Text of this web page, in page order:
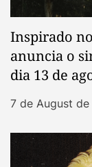
Inspirado
anuncia o
dia 13 de
7 de August